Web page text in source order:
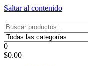
Saltar al contenido
Tel: 22087679 – Cel: 097
0
$0.00